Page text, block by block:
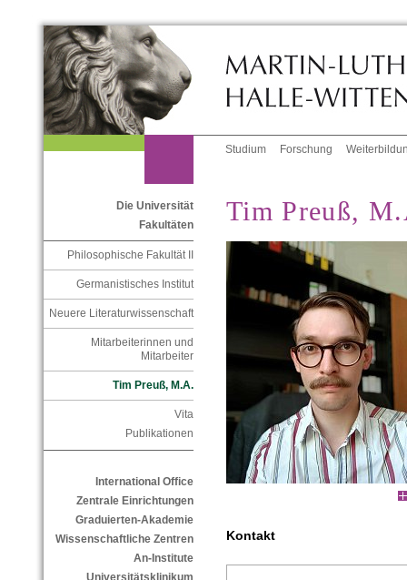
Studium Forschung
Die Universität
Fakultäten
Philosophische Fakultät II
Germanistisches Institut
Neuere Literaturwissenschaft
Mitarbeiterinnen und
Mitarbeiter
Tim Preuß, M.A.
Vita
Publikationen
International Office
Zentrale Einrichtungen
Graduierten-Akademie
Wissenschaftliche Zentren
An-Institute
Tim Preuß,
Kontakt